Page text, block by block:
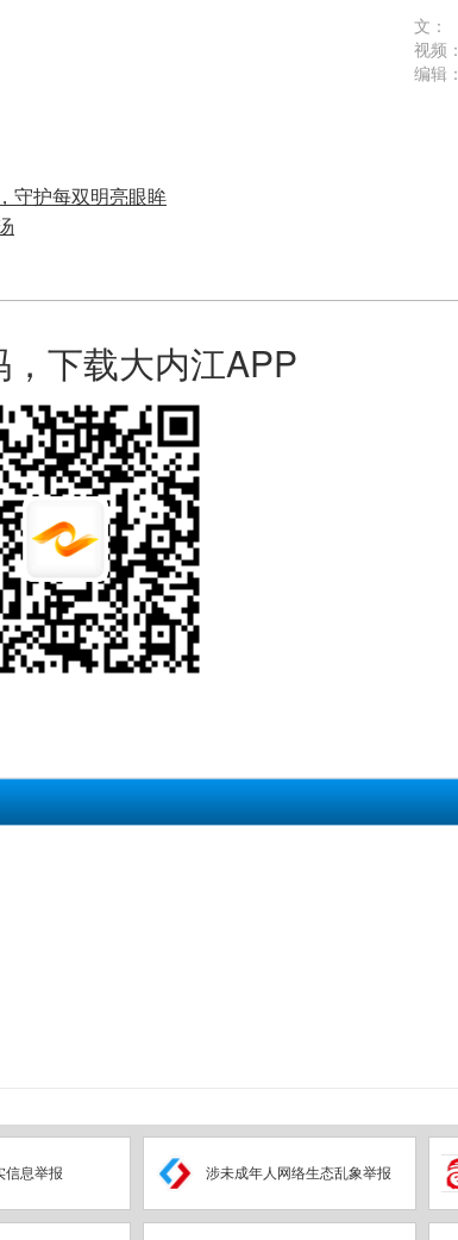
文：
视频：
编辑：
守护每双明亮眼眸
下载大内江APP
信息举报 涉未成年人网络生态乱象举报